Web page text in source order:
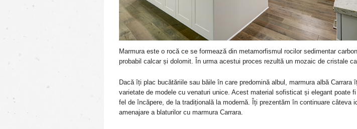
Marmura este o rocă ce se formează din metamorfismul rocilor sedimentar
probabil calcar și dolomit. În urma acestui proces rezultă un mozaic de cristale
Dacă îți plac bucătăriile sau băile în care predomină albul, marmura albă Carrara
varietate de modele cu venaturi unice. Acest material sofisticat și elegant poate
fel de încăpere, de la tradițională la modernă. Îți prezentăm în continuare câteva
amenajare a blaturilor cu marmura Carrara.